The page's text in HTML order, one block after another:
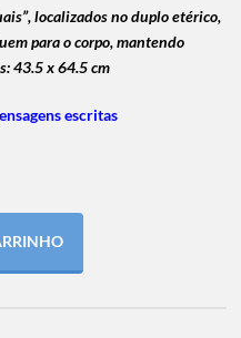
localizados no duplo etérico,
para o corpo, mantendo
43.5 x 64.5 cm
escritas